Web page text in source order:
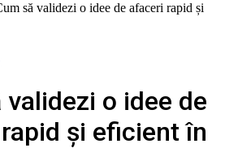
să validezi o idee de afaceri rapid și
validezi o idee de
și eficient în